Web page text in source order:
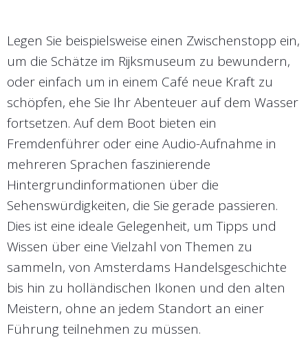
Legen Sie beispielsweise einen Zwischenstopp ein,
um die Schätze im Rijksmuseum zu bewundern,
oder einfach um in einem Café neue Kraft zu
schöpfen, ehe Sie Ihr Abenteuer auf dem Wasser
fortsetzen. Auf dem Boot bieten ein
Fremdenführer oder eine Audio-Aufnahme in
mehreren Sprachen faszinierende
Hintergrundinformationen über die
Sehenswürdigkeiten, die Sie gerade passieren.
Dies ist eine ideale Gelegenheit, um Tipps und
Wissen über eine Vielzahl von Themen zu
sammeln, von Amsterdams Handelsgeschichte
bis hin zu holländischen Ikonen und den alten
Meistern, ohne an jedem Standort an einer
Führung teilnehmen zu müssen.